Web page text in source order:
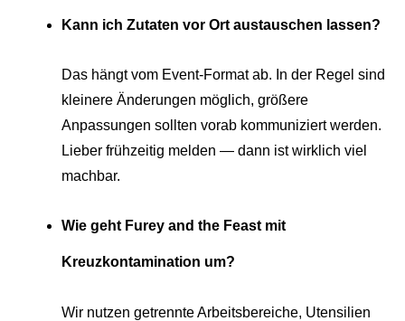
Kann ich Zutaten vor Ort austauschen lassen?
Das hängt vom Event-Format ab. In der Regel sind
kleinere Änderungen möglich, größere
Anpassungen sollten vorab kommuniziert werden.
Lieber frühzeitig melden — dann ist wirklich viel
machbar.
Wie geht Furey and the Feast mit
Kreuzkontamination um?
Wir nutzen getrennte Arbeitsbereiche, Utensilien